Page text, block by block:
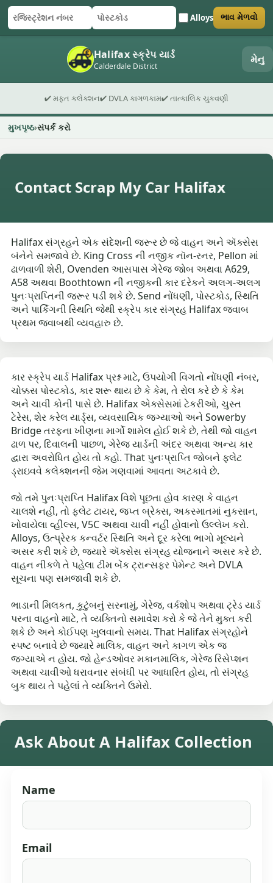
રજિસ્ટ્રેશન નંબર
પોસ્ટકોડ Alloys
ફોર્મ સબમિટ કરો ભાવ મેળવો
Halifax સ્ક્રેપ યાર્ડ
Calderdale District મેનુ
✔ મફત કલેક્શન✔ DVLA કાગળકામ✔ તાત્કાલિક ચુકવણી
મુખપૃષ્ઠ સંપર્ક કરો
Contact Scrap My Car Halifax
Halifax સંગ્રહને એક સંદેશની જરૂર છે જે વાહન અને ઍક્સેસ
બંનેને સમજાવે છે. King Cross ની નજીક નૉન-રનર, Pellon માં
ઢાળવાળી શેરી, Ovenden આસપાસ ગેરેજ જોબ અથવા A629,
A58 અથવા Boothtown ની નજીકની કાર દરેકને અલગ-અલગ
પુનઃપ્રાપ્તિની જરૂર પડી શકે છે. Send નોંધણી, પોસ્ટકોડ, સ્થિતિ
અને પાર્કિંગની સ્થિતિ જેથી સ્ક્રેપ કાર સંગ્રહ Halifax જવાબ
પ્રથમ જવાબથી વ્યવહારુ છે.
કાર સ્ક્રેપ યાર્ડ Halifax પ્રશ્ન માટે, ઉપયોગી વિગતો નોંધણી નંબર,
ચોક્કસ પોસ્ટકોડ, કાર શરૂ થાય છે કે કેમ, તે રોલ કરે છે કે કેમ
અને ચાવી કોની પાસે છે. Halifax એક્સેસમાં ટેકરીઓ, ચુસ્ત
ટેરેસ, શેર કરેલ યાર્ડ્સ, વ્યવસાયિક જગ્યાઓ અને Sowerby
Bridge તરફના ખીણના માર્ગો શામેલ હોઈ શકે છે, તેથી જો વાહન
ઢાળ પર, દિવાલની પાછળ, ગેરેજ યાર્ડની અંદર અથવા અન્ય કાર
દ્વારા અવરોધિત હોય તો કહો. That પુનઃપ્રાપ્તિ જોબને ફ્લેટ
ડ્રાઇવવે કલેક્શનની જેમ ગણવામાં આવતા અટકાવે છે.
જો તમે પુનઃપ્રાપ્તિ Halifax વિશે પૂછતા હોવ કારણ કે વાહન
ચાલશે નહીં, તો ફ્લેટ ટાયર, જપ્ત બ્રેક્સ, અકસ્માતમાં નુકસાન,
ખોવાયેલા વ્હીલ્સ, V5C અથવા ચાવી નહીં હોવાનો ઉલ્લેખ કરો.
Alloys, ઉત્પ્રેરક કન્વર્ટર સ્થિતિ અને દૂર કરેલા ભાગો મૂલ્યને
અસર કરી શકે છે, જ્યારે ઍક્સેસ સંગ્રહ યોજનાને અસર કરે છે.
વાહન નીકળે તે પહેલા ટીમ બેંક ટ્રાન્સફર પેમેન્ટ અને DVLA
સૂચના પણ સમજાવી શકે છે.
ભાડાની મિલકત, કુટુંબનું સરનામું, ગેરેજ, વર્કશોપ અથવા ટ્રેડ યાર્ડ
પરના વાહનો માટે, તે વ્યક્તિનો સમાવેશ કરો કે જે તેને મુક્ત કરી
શકે છે અને કોઈપણ ખુલવાનો સમય. That Halifax સંગ્રહોને
સ્પષ્ટ બનાવે છે જ્યારે માલિક, વાહન અને કાગળ એક જ
જગ્યાએ ન હોય. જો હેન્ડઓવર મકાનમાલિક, ગેરેજ રિસેપ્શન
અથવા ચાવીઓ ધરાવનાર સંબંધી પર આધારિત હોય, તો સંગ્રહ
બુક થાય તે પહેલાં તે વ્યક્તિને ઉમેરો.
Ask About A Halifax Collection
Name
Email